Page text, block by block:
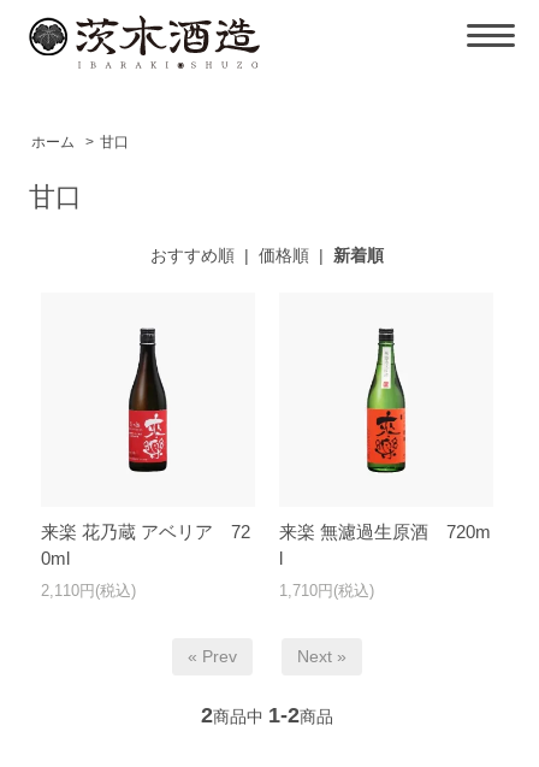
ホーム > 甘口
甘口
おすすめ順| 価格順| 新着順
来楽 花乃蔵 アベリア 72
0ml
2,110円(税込)
来楽 無濾過生原酒 720m
l
1,710円(税込)
« Prev Next »
2商品中 1-2商品